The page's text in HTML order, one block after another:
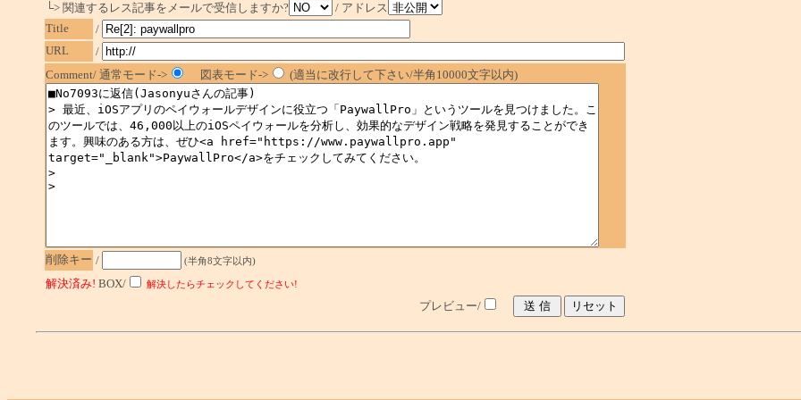
└> 関連するレス記事をメールで受信しますか?
/ アドレス
Title
/
URL
/
Comment/ 通常モード->
図表モード-> (適当に改行して下さい/半角10000文字以内)
削除キー / (半角8文字以内)
解決済み! BOX/ 解決したらチェックしてください!
プレビュー/